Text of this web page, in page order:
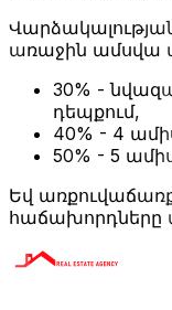
առաջին ամսվա
30% -
դեպքում,
40% - 4
50% - 5
Եվ
հաճախորդները